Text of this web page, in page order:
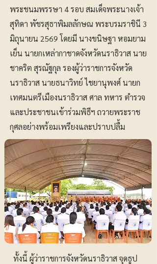
พระชนมพรรษา 4 รอบ สมเด็จพระนางเจ้า
สุทิดา พัชรสุธาพิมลลักษณ พระบรมราชินี 3
มิถุนายน 2569 โดยมี นางขนิษฐา หอมยาม
เย็น นายกเหล่ากาชาดจังหวัดนราธิวาส นาย
ชาคริต สุรณัฐกุล รองผู้ว่าราชการจังหวัด
นราธิวาส นายธนาวิทย์ ไชยานุพงศ์ นายก
เทศมนตรีเมืองนราธิวาส ศาล ทหาร ตำรวจ
และประชาชนเข้าร่วมพิธีฯ ถวายพระราช
กุศลอย่างพร้อมเพรียงและปราบปลื้ม
ทั้งนี้ ผู้ว่าราชการจังหวัดนราธิวาส จุดธูป